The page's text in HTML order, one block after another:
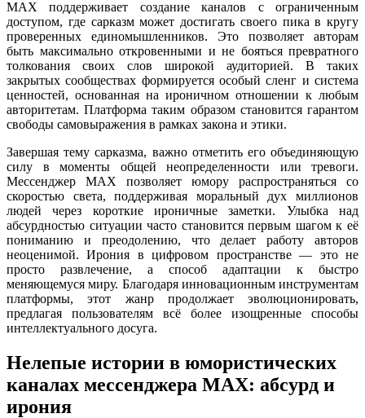
MAX поддерживает создание каналов с ограниченным
доступом, где сарказм может достигать своего пика в кругу
проверенных единомышленников. Это позволяет авторам
быть максимально откровенными и не бояться превратного
толкования своих слов широкой аудиторией. В таких
закрытых сообществах формируется особый сленг и система
ценностей, основанная на ироничном отношении к любым
авторитетам. Платформа таким образом становится гарантом
свободы самовыражения в рамках закона и этики.
Завершая тему сарказма, важно отметить его объединяющую
силу в моменты общей неопределенности или тревоги.
Мессенджер MAX позволяет юмору распространяться со
скоростью света, поддерживая моральный дух миллионов
людей через короткие ироничные заметки. Улыбка над
абсурдностью ситуации часто становится первым шагом к её
пониманию и преодолению, что делает работу авторов
неоценимой. Ирония в цифровом пространстве — это не
просто развлечение, а способ адаптации к быстро
меняющемуся миру. Благодаря инновационным инструментам
платформы, этот жанр продолжает эволюционировать,
предлагая пользователям всё более изощренные способы
интеллектуального досуга.
Нелепые истории в юмористических
каналах мессенджера MAX: абсурд и
ирония